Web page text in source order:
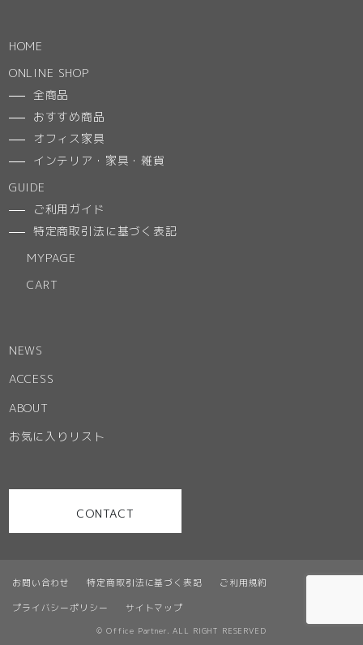
お問い合わせ 特定商取引法に基づく表記 ご利用規約
プライバシーポリシー サイトマップ
HOME
ONLINE SHOP
全商品
おすすめ商品
オフィス家具
インテリア・家具・雑貨
GUIDE
ご利用ガイド
特定商取引法に基づく表記
MYPAGE
CART
NEWS
ACCESS
ABOUT
お気に入りリスト
CONTACT
© Office Partner. ALL RIGHT RESERVED